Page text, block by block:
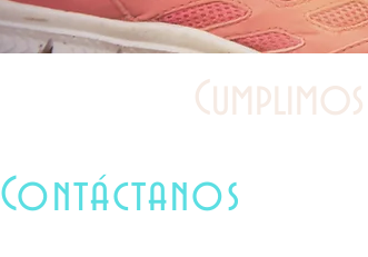
Contáctanos